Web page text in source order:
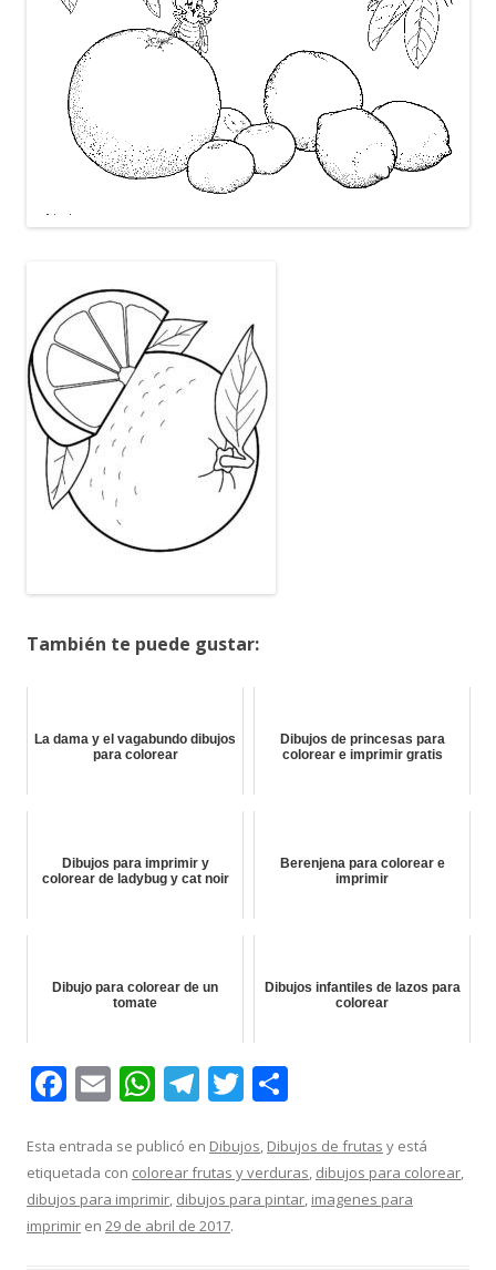
También te puede gustar:
La dama y el vagabundo dibujos
para colorear
Dibujos de princesas para
colorear e imprimir gratis
Dibujos para imprimir y
colorear de ladybug y cat noir
Berenjena para colorear e
imprimir
Dibujo para colorear de un
tomate
Dibujos infantiles de lazos para
colorear
F
e
b
o
E
ai
l
W
at
s
A
T
e
gr
a
T
itt
er
m
p
Esta entrada se publicó en Dibujos, Dibujos de frutas y está
etiquetada con colorear frutas y verduras, dibujos para colorear,
dibujos para imprimir, dibujos para pintar, imagenes para
imprimir en 29 de abril de 2017.